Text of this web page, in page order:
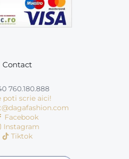
Contact
760.180.888
poti scrie aici!
Facebook
Instagram
Tiktok